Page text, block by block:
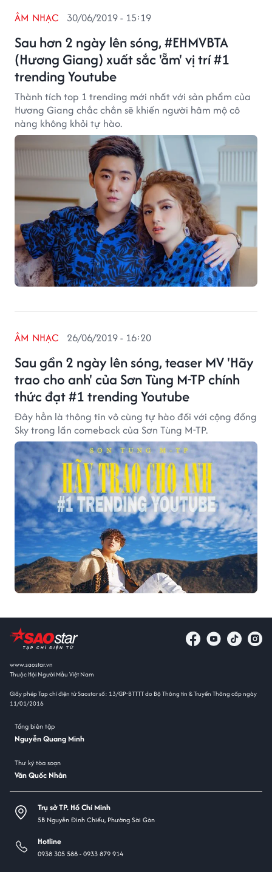
Sau hơn 2 ngày lên sóng, #EHMVBTA
(Hương Giang) xuất sắc 'ẵm' vị trí #1
trending Youtube
ÂM NHẠC 30/06/2019 - 15:19
Thành tích top 1 trending mới nhất với sản phẩm của
Hương Giang chắc chắn sẽ khiến người hâm mộ cô
nàng không khỏi tự hào.
Sau gần 2 ngày lên sóng, teaser MV 'Hãy
trao cho anh' của Sơn Tùng M-TP chính
thức đạt #1 trending Youtube
ÂM NHẠC 26/06/2019 - 16:20
Đây hẳn là thông tin vô cùng tự hào đối với cộng đồng
Sky trong lần comeback của Sơn Tùng M-TP.
www.saostar.vn
Thuộc Hội Người Mẫu Việt Nam
Giấy phép Tạp chí điện tử Saostar số: 13/GP-BTTTT do Bộ Thông tin & Truyền Thông cấp ngày
11/01/2016
Tổng biên tập
Nguyễn Quang Minh
Thư ký tòa soạn
Văn Quốc Nhân
Trụ sở TP. Hồ Chí Minh
5B Nguyễn Đình Chiểu, Phường Sài Gòn
Hotline
0938 305 588 -0933 879 914